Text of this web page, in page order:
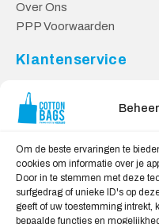
Om de beste ervaringen te
cookies om informatie over je
Door in te stemmen met deze
surfgedrag of unieke ID's op
geeft of uw toestemming intrekt,
bepaalde functies en
Over Ons
PPP Voorwaarden
Klantenservice
Privacy Voorwaarden
Levering en Retourneren
Veilig Shoppen
Mijn account
Winkelwagen